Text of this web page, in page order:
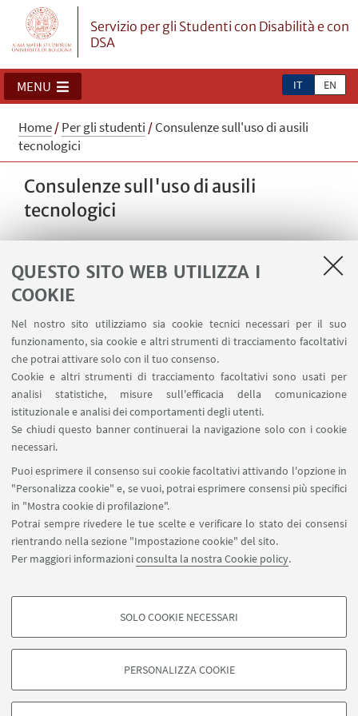
QUESTO SITO WEB UTILIZZA I
COOKIE
Nel nostro sito utilizziamo sia cookie tecnici necessari per il suo
funzionamento, sia cookie e altri strumenti di tracciamento facoltativi
che potrai attivare solo con il tuo consenso.
Cookie e altri strumenti di tracciamento facoltativi sono usati per
analisi statistiche, misure sull'efficacia della comunicazione
istituzionale e analisi dei comportamenti degli utenti.
Se chiudi questo banner continuerai la navigazione solo con i cookie
necessari.
Puoi esprimere il consenso sui cookie facoltativi attivando l'opzione in
"Personalizza cookie" e, se vuoi, potrai esprimere consensi più specifici
in "Mostra cookie di profilazione".
Potrai sempre rivedere le tue scelte e verificare lo stato dei consensi
rientrando nella sezione "Impostazione cookie" del sito.
Per maggiori informazioniconsulta la nostra Cookie policy.
COOKIE DI PROFILAZIONE - FACOLTATIVI
degli utenti, creare profili in base al loro comportamento sul sito, per analisi
di marketing.
SOLO COOKIE NECESSARI
PERSONALIZZA COOKIE
Servizio per gli Studenti con Disabilità e con
DSA
IT EN
MENU
Home/Per gli studenti /Consulenze sull'uso di ausili
tecnologici
Consulenze sull'uso di ausili
tecnologici
©Università di Bologna
È disponibile un servizio di consulenza sugli ausili
tecnologici utili per il tuo percorso universitario.
Presso ilTecno Lab di via Zamboni 38
puoisperimentare alcuni software in autonomia o
con una consulenza ad hoc.
Èpossibile concordare un appuntamento